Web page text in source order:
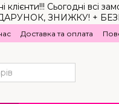
контенту
клієнти!!! Сьогодні
ЗНИЖКУ! +
Доставка та оплата